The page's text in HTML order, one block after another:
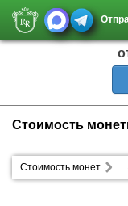
Стоимость
Стоимость монет ...